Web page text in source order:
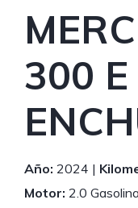
300
Año: 2024 |
Motor: 2.0